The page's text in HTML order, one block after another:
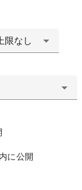
上限なし
に公開